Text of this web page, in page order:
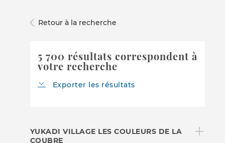
Retour à la recherche
5 700 résultats correspondent à
votre recherche
Exporter les résultats
YUKADI VILLAGE LES COULEURS DE LA
COUBRE